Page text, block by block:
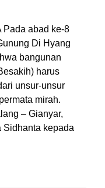
Pada abad ke-8
Di Hyang
bangunan
harus
unsur-unsur
mirah.
– Gianyar,
Sidhanta kepada